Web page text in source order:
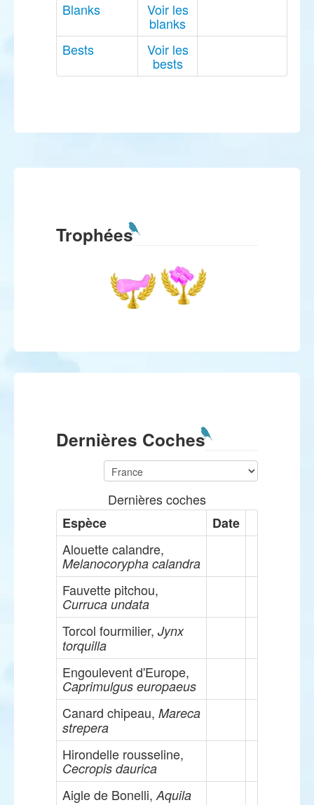
Blanks Voir les
blanks
Bests
Voir les
bests
Trophées
Dernières Coches
Dernières coches
Espèce
Date
Alouette calandre,
Melanocorypha calandra
Fauvette pitchou,
Curruca undata
Torcol fourmilier, Jynx
torquilla
Engoulevent d'Europe,
Caprimulgus europaeus
Canard chipeau, Mareca
strepera
Hirondelle rousseline,
Cecropis daurica
Aigle de Bonelli, Aquila